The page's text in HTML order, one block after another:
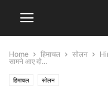
Home हिमाचल सोलन
सामने आए दो...
हिमाचल सोलन